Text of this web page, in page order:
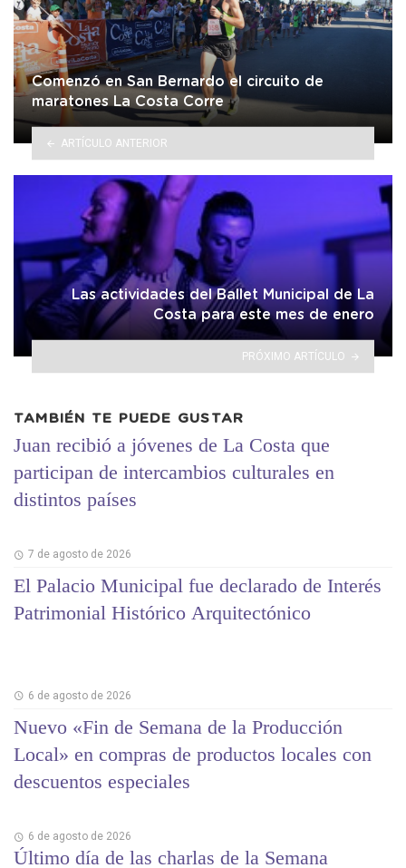
Comenzó en San Bernardo el circuito de
maratones La Costa Corre
ARTÍCULO ANTERIOR
Las actividades del Ballet Municipal de La
Costa para este mes de enero
PRÓXIMO ARTÍCULO
TAMBIÉN TE PUEDE GUSTAR
Juan recibió a jóvenes de La Costa que
participan de intercambios culturales en
distintos países
7 de agosto de 2026
El Palacio Municipal fue declarado de Interés
Patrimonial Histórico Arquitectónico
6 de agosto de 2026
Nuevo «Fin de Semana de la Producción
Local» en compras de productos locales con
descuentos especiales
6 de agosto de 2026
Último día de las charlas de la Semana